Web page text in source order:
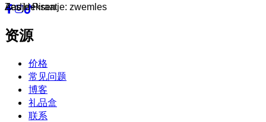
Aadje Piraatje: zwemles
Zes Heksen
资源
价格
常见问题
博客
礼品盒
联系